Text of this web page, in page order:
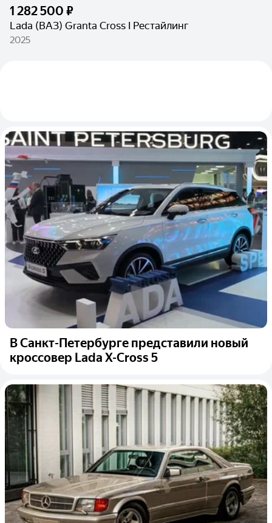
1 282 500 ₽
Lada (ВАЗ) Granta Cross I Рестайлинг
2025
В Санкт-Петербурге представили новый
кроссовер Lada X-Cross 5